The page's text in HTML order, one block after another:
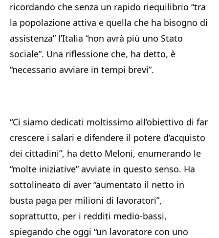
ricordando che senza un rapido riequilibrio “tra
la popolazione attiva e quella che ha bisogno di
assistenza” l’Italia “non avrà più uno Stato
sociale”. Una riflessione che, ha detto, è
“necessario avviare in tempi brevi”.
“Ci siamo dedicati moltissimo all’obiettivo di far
crescere i salari e difendere il potere d’acquisto
dei cittadini”, ha detto Meloni, enumerando le
“molte iniziative” avviate in questo senso. Ha
sottolineato di aver “aumentato il netto in
busta paga per milioni di lavoratori”,
soprattutto, per i redditi medio‑bassi,
spiegando che oggi “un lavoratore con uno